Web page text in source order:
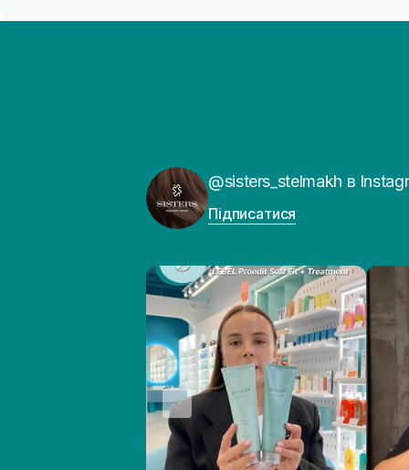
@sisters_stelmakh в
Підписатися